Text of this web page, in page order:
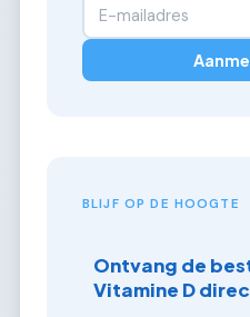
BLIJF OP DE HOOGTE
Ontvang de
Vitamine D